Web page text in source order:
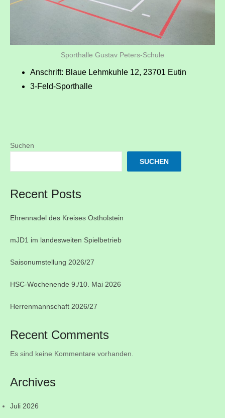
Sporthalle Gustav Peters-Schule
Anschrift: Blaue Lehmkuhle 12, 23701 Eutin
3-Feld-Sporthalle
Suchen
SUCHEN
Recent Posts
Ehrennadel des Kreises Ostholstein
mJD1 im landesweiten Spielbetrieb
Saisonumstellung 2026/27
HSC-Wochenende 9./10. Mai 2026
Herrenmannschaft 2026/27
Recent Comments
Es sind keine Kommentare vorhanden.
Archives
Juli 2026